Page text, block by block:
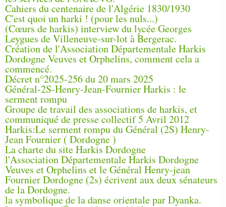
Cahiers du centenaire de l'Algérie 1830/1930
C'est quoi un harki ! (pour les nuls...)
(Cœurs de harkis) interview du lycée Georges
Leygues de Villeneuve-sur-lot à Bergerac.
Création de l'Association Départementale Harkis
Dordogne Veuves et Orphelins, comment cela a
commencé.
Décret n°2025-256 du 20 mars 2025
Général-2S-Henry-Jean-Fournier Harkis : le
serment rompu
Groupe de travail des associations de harkis, et
communiqué de presse collectif 5 Avril 2012
Harkis:Le serment rompu du Général (2S) Henry-
Jean Fournier ( Dordogne )
La charte du site Harkis Dordogne
l'Association Départementale Harkis Dordogne
Veuves et Orphelins et le Général Henry-jean
Fournier Dordogne (2s) écrivent aux deux sénateurs
de la Dordogne.
la symbolique de la danse orientale par Dyanka.